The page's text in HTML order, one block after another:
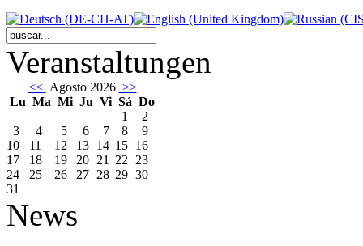
Veranstaltungen
<< Agosto 2026 >>
Lu Ma Mi Ju Vi Sá Do
1
2
3
4 5 6 7 8
9
10
11 12 13 14 15 16
17
18 19 20 21 22 23
24
25 26 27 28 29 30
31
News